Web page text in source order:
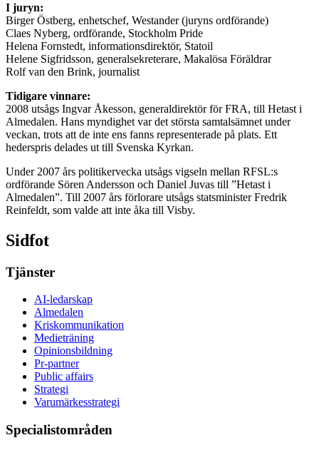
I juryn:
Birger Östberg, enhetschef, Westander (juryns ordförande)
Claes Nyberg, ordförande, Stockholm Pride
Helena Fornstedt, informationsdirektör, Statoil
Helene Sigfridsson, generalsekreterare, Makalösa Föräldrar
Rolf van den Brink, journalist
Tidigare vinnare:
2008 utsågs Ingvar Åkesson, generaldirektör för FRA, till Hetast i
Almedalen. Hans myndighet var det största samtalsämnet under
veckan, trots att de inte ens fanns representerade på plats. Ett
hederspris delades ut till Svenska Kyrkan.
Under 2007 års politikervecka utsågs vigseln mellan RFSL:s
ordförande Sören Andersson och Daniel Juvas till ”Hetast i
Almedalen”. Till 2007 års förlorare utsågs statsminister Fredrik
Reinfeldt, som valde att inte åka till Visby.
Sidfot
Tjänster
AI-ledarskap
Almedalen
Kris­kommunikation
Medieträning
Opinionsbildning
Pr-partner
Public affairs
Strategi
Varumärkesstrategi
Specialistområden